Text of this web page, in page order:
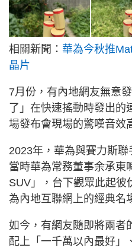
相關新聞： 華為今秋推
晶片
7月份，有內地網友無意
了」在快速搖動時發出的
場發布會現場的驚嘆音效
2023年，華為與賽力斯聯
當時華為常務董事余承東
SUV」，台下觀眾此起彼
為內地互聯網上的經典名
如今，有網友隨即將兩者
配上「一千萬以內最好」